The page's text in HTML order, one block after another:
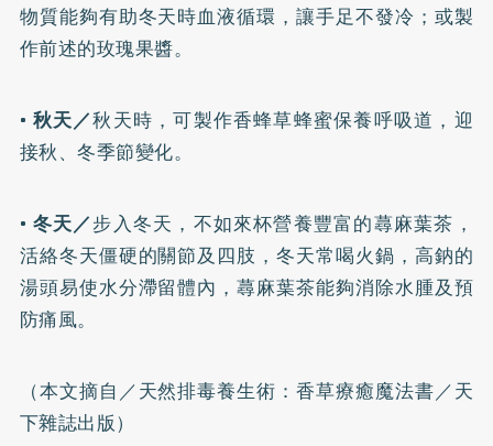
物質能夠有助冬天時血液循環，讓手足不發冷；或製
作前述的玫瑰果醬。
• 秋天／秋天時，可製作香蜂草蜂蜜保養呼吸道，迎
接秋、冬季節變化。
• 冬天／步入冬天，不如來杯營養豐富的蕁麻葉茶，
活絡冬天僵硬的關節及四肢，冬天常喝火鍋，高鈉的
湯頭易使水分滯留體內，蕁麻葉茶能夠消除水腫及預
防痛風。
（本文摘自／天然排毒養生術：香草療癒魔法書／天
下雜誌出版）